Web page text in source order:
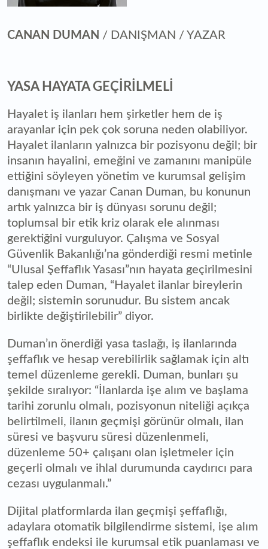
CANAN DUMAN / DANIŞMAN / YAZAR
YASA HAYATA GEÇİRİLMELİ
Hayalet iş ilanları hem şirketler hem de iş
arayanlar için pek çok soruna neden olabiliyor.
Hayalet ilanların yalnızca bir pozisyonu değil; bir
insanın hayalini, emeğini ve zamanını manipüle
ettiğini söyleyen yönetim ve kurumsal gelişim
danışmanı ve yazar Canan Duman, bu konunun
artık yalnızca bir iş dünyası sorunu değil;
toplumsal bir etik kriz olarak ele alınması
gerektiğini vurguluyor. Çalışma ve Sosyal
Güvenlik Bakanlığı’na gönderdiği resmi metinle
“Ulusal Şeffaflık Yasası”nın hayata geçirilmesini
talep eden Duman, “Hayalet ilanlar bireylerin
değil; sistemin sorunudur. Bu sistem ancak
birlikte değiştirilebilir” diyor.
Duman’ın önerdiği yasa taslağı, iş ilanlarında
şeffaflık ve hesap verebilirlik sağlamak için altı
temel düzenleme gerekli. Duman, bunları şu
şekilde sıralıyor: “İlanlarda işe alım ve başlama
tarihi zorunlu olmalı, pozisyonun niteliği açıkça
belirtilmeli, ilanın geçmişi görünür olmalı, ilan
süresi ve başvuru süresi düzenlenmeli,
düzenleme 50+ çalışanı olan işletmeler için
geçerli olmalı ve ihlal durumunda caydırıcı para
cezası uygulanmalı.”
Dijital platformlarda ilan geçmişi şeffaflığı,
adaylara otomatik bilgilendirme sistemi, işe alım
şeffaflık endeksi ile kurumsal etik puanlaması ve